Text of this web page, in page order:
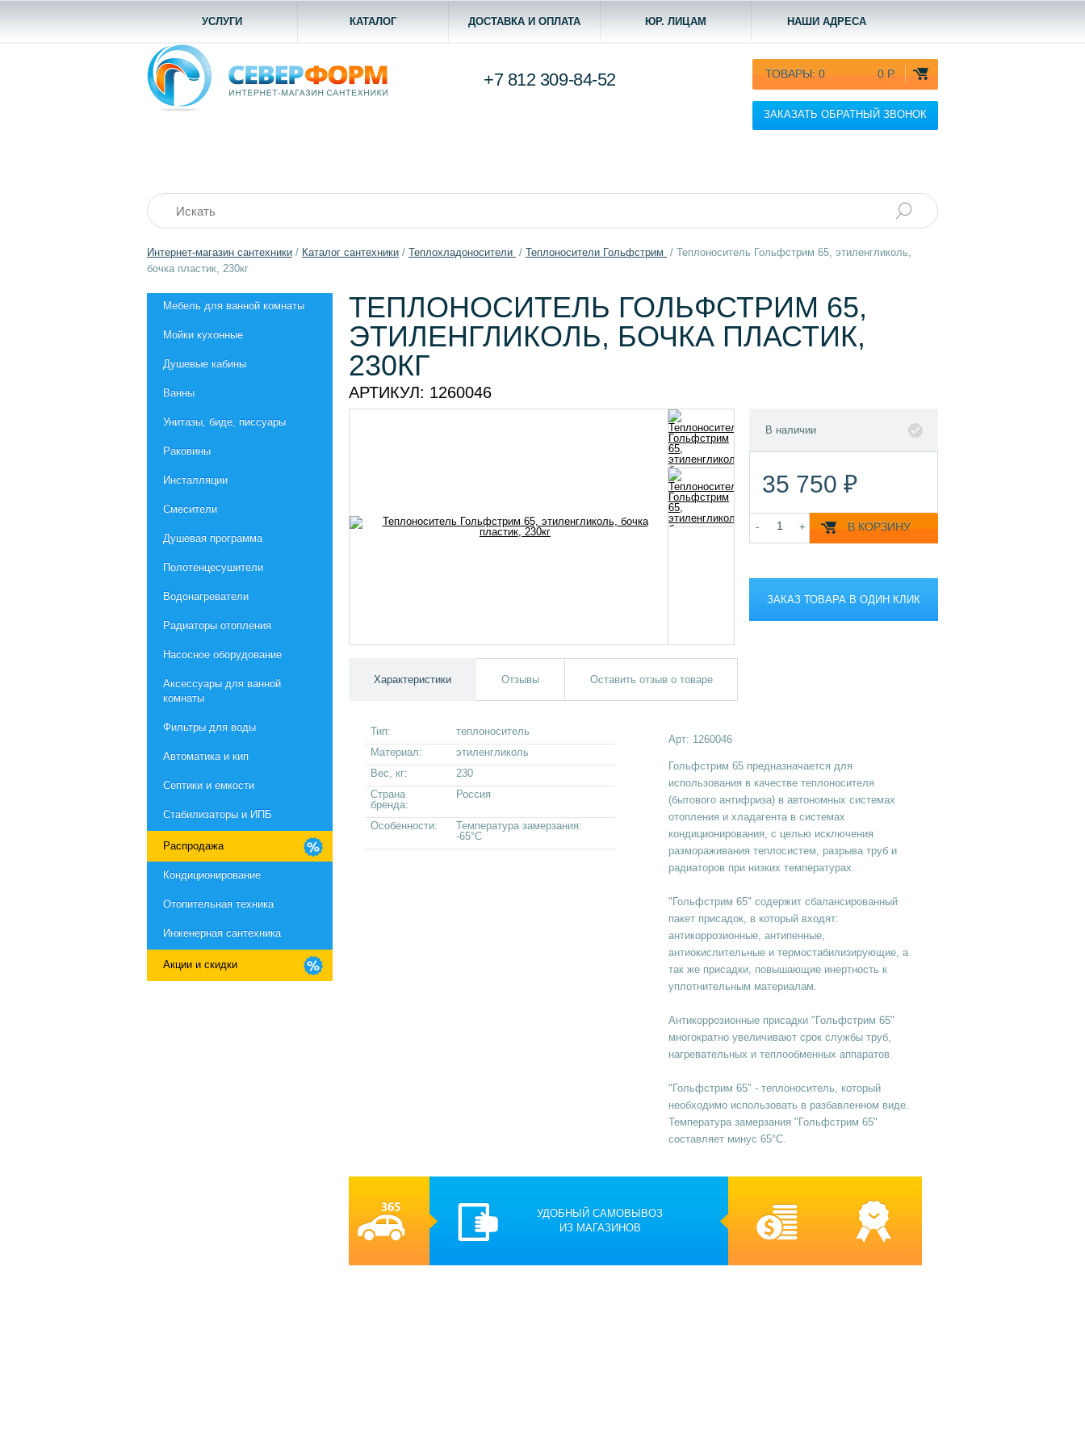
УСЛУГИ КАТАЛОГ ДОСТАВКА И ОПЛАТА ЮР. ЛИЦАМ НАШИ АДРЕСА
ТОВАРЫ: 0 0 Р.
ЗАКАЗАТЬ ОБРАТНЫЙ ЗВОНОК
+7 812 309-84-52
Интернет-магазин сантехники / Каталог сантехники / Теплохладоносители / Теплоносители Гольфстрим / Теплоноситель Гольфстрим 65, этиленгликоль,
бочка пластик, 230кг
Мебель для ванной комнаты
Мойки кухонные
Душевые кабины
Ванны
Унитазы, биде, писсуары
Раковины
Инсталляции
Смесители
Душевая программа
Полотенцесушители
Водонагреватели
Радиаторы отопления
Насосное оборудование
Aксессуары для ванной
комнаты
Фильтры для воды
Автоматика и кип
Септики и емкости
Стабилизаторы и ИПБ
Распродажа
Кондиционирование
Отопительная техника
Инженерная сантехника
Акции и скидки
ТЕПЛОНОСИТЕЛЬ ГОЛЬФСТРИМ 65,
ЭТИЛЕНГЛИКОЛЬ, БОЧКА ПЛАСТИК,
230КГ
АРТИКУЛ: 1260046
В наличии
35 750 ₽
- + В КОРЗИНУ
ЗАКАЗ ТОВАРА В ОДИН КЛИК
Характеристики Отзывы Оставить отзыв о товаре
Тип:
теплоноситель
Материал:
этиленгликоль
Вес, кг:
230
Страна
бренда:
Россия
Особенности:
Температура замерзания:
-65°С
Арт: 1260046
Гольфстрим 65 предназначается для
использования в качестве теплоносителя
(бытового антифриза) в автономных системах
отопления и хладагента в системах
кондиционирования, с целью исключения
размораживания теплосистем, разрыва труб и
радиаторов при низких температурах.
"Гольфстрим 65" содержит сбалансированный
пакет присадок, в который входят:
антикоррозионные, антипенные,
антиокислительные и термостабилизирующие, а
так же присадки, повышающие инертность к
уплотнительным материалам.
Антикоррозионные присадки "Гольфстрим 65"
многократно увеличивают срок службы труб,
нагревательных и теплообменных аппаратов.
"Гольфстрим 65" - теплоноситель, который
необходимо использовать в разбавленном виде.
Температура замерзания "Гольфстрим 65"
составляет минус 65°C.
УДОБНЫЙ САМОВЫВОЗ
ИЗ МАГАЗИНОВ